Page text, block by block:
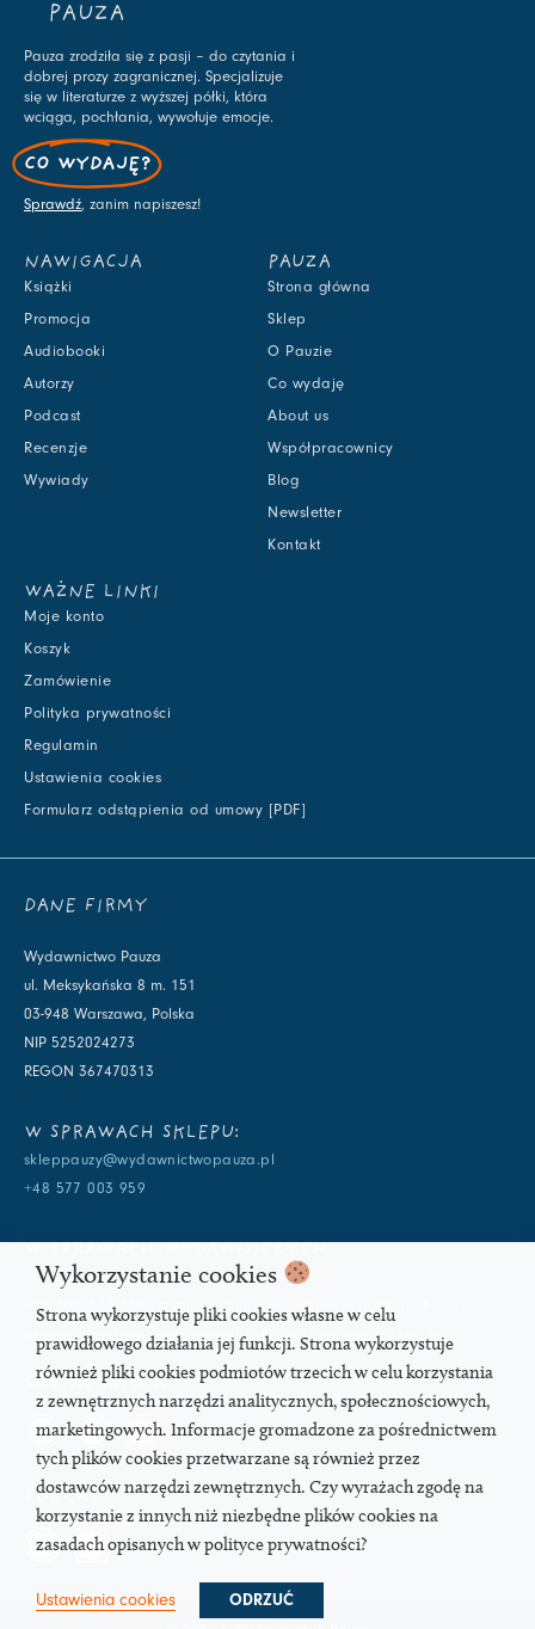
PAUZA
Pauza zrodziła się z pasji – do czytania i
dobrej prozy zagranicznej. Specjalizuje
się w literaturze z wyższej półki, która
wciąga, pochłania, wywołuje emocje.
CO WYDAJĘ?
Sprawdź, zanim napiszesz!
NAWIGACJA
Książki
Promocja
Audiobooki
Autorzy
Podcast
Recenzje
Wywiady
PAUZA
Strona główna
Sklep
O Pauzie
Co wydaję
About us
Współpracownicy
Blog
Newsletter
Kontakt
WAŻNE LINKI
Moje konto
Koszyk
Zamówienie
Polityka prywatności
Regulamin
Ustawienia cookies
Formularz odstąpienia od umowy [PDF]
DANE FIRMY
Wydawnictwo Pauza
ul. Meksykańska 8 m. 151
03-948 Warszawa, Polska
NIP 5252024273
REGON 367470313
W SPRAWACH SKLEPU:
skleppauzy@wydawnictwopauza.pl
+48 577 003 959
info@wydawnictwopauza.pl
+48 501 177 119 (czynny w dni powszednie w godzinach 11-15,
proszę o wysłanie wiadomości SMS, gdybym nie odbierała)
SOCIAL MEDIA
PODCAST
Wykorzystanie cookies
Strona wykorzystuje pliki cookies własne w celu
prawidłowego działania jej funkcji. Strona wykorzystuje
również pliki cookies podmiotów trzecich w celu korzystania
z zewnętrznych narzędzi analitycznych, społecznościowych,
marketingowych. Informacje gromadzone za pośrednictwem
tych plików cookies przetwarzane są również przez
dostawców narzędzi zewnętrznych. Czy wyrażach zgodę na
korzystanie z innych niż niezbędne plików cookies na
zasadach opisanych w polityce prywatności?
Ustawienia cookies ODRZUĆ